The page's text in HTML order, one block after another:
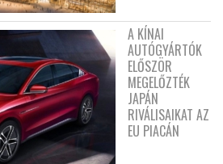
A KÍNAI
AUTÓGYÁRTÓK
ELŐSZÖR
MEGELŐZTÉK
JAPÁN
RIVÁLISAIKAT AZ
EU PIACÁN